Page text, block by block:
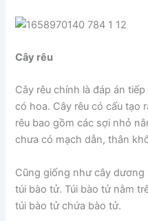
Cây rêu
Cây rêu chính là đáp án
có hoa. Cây rêu có cấu tạo
rêu bao gồm các sợi nhỏ
chưa có mạch dẫn, thân
Cũng giống như cây dương
túi bào tử. Túi bào tử nằm
túi bào tử chứa bào tử.